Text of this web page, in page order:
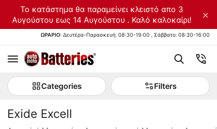
Το κατάστημα θα παραμείνει κλειστό απο 3
Αυγούστου εως 14 Αυγούστου . Καλό καλοκαίρι!
×
ΩΡΑΡΙΟ: Δευτέρα-Παρασκευή: 08:30-19:00 , Σάββατο: 08:30-16:00
Categories Filters
Exide Excell